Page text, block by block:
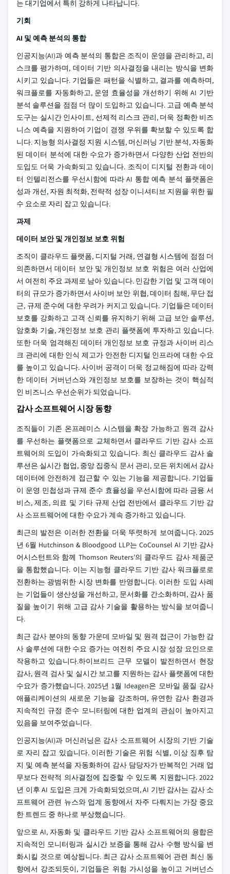
는 대기업에서 특히 강하게 나타납니다.
기회
AI 및 예측 분석의 통합
인공지능(AI)과 예측 분석의 통합은 조직이 운영을 관리하고, 리
스크를 평가하며, 데이터 기반 의사결정을 내리는 방식을 변화
시키고 있습니다. 기업들은 패턴을 식별하고, 결과를 예측하며,
워크플로를 자동화하고, 운영 효율성을 개선하기 위해 AI 기반
분석 솔루션을 점점 더 많이 도입하고 있습니다. 고급 예측 분석
도구는 실시간 인사이트, 선제적 리스크 관리, 더욱 정확한 비즈
니스 예측을 지원하여 기업이 경쟁 우위를 확보할 수 있도록 합
니다. 지능형 의사결정 지원 시스템, 머신러닝 기반 분석, 자동화
된 데이터 분석에 대한 수요가 증가하면서 다양한 산업 전반의
도입도 더욱 가속화되고 있습니다. 조직이 디지털 전환과 데이
터 인텔리전스를 우선시함에 따라 AI 통합 예측 분석 플랫폼은
성과 개선, 자원 최적화, 전략적 성장 이니셔티브 지원을 위한 필
수 요소로 자리 잡고 있습니다.
과제
데이터 보안 및 개인정보 보호 위험
조직이 클라우드 플랫폼, 디지털 거래, 연결형 시스템에 점점 더
의존하면서 데이터 보안 및 개인정보 보호 위험은 여러 산업에
서 여전히 주요 과제로 남아 있습니다. 민감한 기업 및 고객 데이
터의 규모가 증가하면서 사이버 보안 위협, 데이터 침해, 무단 접
근, 규제 준수에 대한 우려가 커지고 있습니다. 기업들은 데이터
보호를 강화하고 고객 신뢰를 유지하기 위해 고급 보안 솔루션,
암호화 기술, 개인정보 보호 관리 플랫폼에 투자하고 있습니다.
또한 더욱 엄격해진 데이터 개인정보 보호 규정과 사이버 리스
크 관리에 대한 인식 제고가 안전한 디지털 인프라에 대한 수요
를 높이고 있습니다. 사이버 공격이 더욱 정교해짐에 따라 강력
한 데이터 거버넌스와 개인정보 보호를 보장하는 것이 핵심적
인 비즈니스 우선순위가 되었습니다.
감사 소프트웨어 시장 동향
조직들이 기존 온프레미스 시스템을 확장 가능하고 원격 감사
를 우선하는 플랫폼으로 교체하면서 클라우드 기반 감사 소프
트웨어의 도입이 가속화되고 있습니다. 최신 클라우드 감사 솔
루션은 실시간 협업, 중앙 집중식 문서 관리, 모든 위치에서 감사
데이터에 안전하게 접근할 수 있는 기능을 제공합니다. 기업들
이 운영 민첩성과 규제 준수 효율성을 우선시함에 따라 금융 서
비스, 제조, 의료 및 기타 규제 산업 전반에서 클라우드 기반 감
사 소프트웨어에 대한 수요가 계속 증가하고 있습니다.
최근의 발전은 이러한 전환을 더욱 뚜렷하게 보여줍니다. 2025
년 6월 Hutchinson & Bloodgood LLP는 CoCounsel AI 기반 감사
어시스턴트와 함께 Thomson Reuters’의 클라우드 감사 제품군
을 통합했습니다. 이는 지능형 클라우드 기반 감사 워크플로로
전환하는 광범위한 시장 변화를 반영합니다. 이러한 도입 사례
는 기업들이 생산성을 개선하고, 문서화를 간소화하며, 감사 품
질을 높이기 위해 고급 감사 기술을 활용하는 방식을 보여줍니
다.
최근 감사 분야의 동향 가운데 모바일 및 원격 접근이 가능한 감
사 솔루션에 대한 수요 증가는 여전히 주요 시장 성장 요인으로
작용하고 있습니다.하이브리드 근무 모델이 발전하면서 현장
감사, 원격 검사 및 실시간 보고를 지원하는 감사 플랫폼에 대한
수요가 증가했습니다. 2025년 1월 Ideagen은 모바일 품질 감사
애플리케이션의 새로운 기능을 강조하며, 유연한 감사 환경과
지속적인 규정 준수 모니터링에 대한 업계의 관심이 높아지고
있음을 보여주었습니다.
인공지능(AI)과 머신러닝은 감사 소프트웨어 시장의 기반 기술
로 자리 잡고 있습니다. 이러한 기술은 위험 식별, 이상 징후 탐
지 및 예측 분석을 자동화하여 감사 담당자가 반복적인 거래 업
무보다 전략적 의사결정에 집중할 수 있도록 지원합니다. 2022
년 이후 AI 도입은 크게 가속화되었으며, AI 기반 감사는 감사 소
프트웨어 관련 뉴스와 업계 동향에서 자주 다뤄지는 가장 중요
한 트렌드 중 하나로 부상했습니다.
앞으로 AI, 자동화 및 클라우드 기반 감사 소프트웨어의 융합은
지속적인 모니터링과 실시간 보증을 통해 감사 수행 방식을 변
화시킬 것으로 예상됩니다. 최근 감사 소프트웨어 관련 최신 동
향에서 강조되듯이, 기업들은 위험 가시성을 높이고 거버넌스